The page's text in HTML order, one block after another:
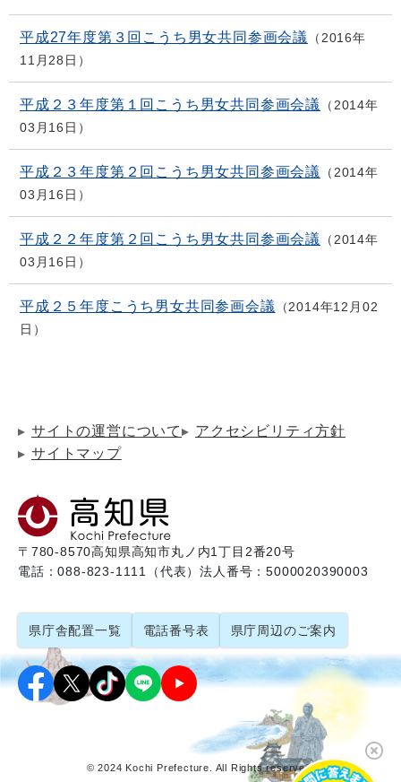
平成27年度第３回こうち男女共同参画会議
2016年
11月28日
平成２３年度第１回こうち男女共同参画会議
2014年
03月16日
平成２３年度第２回こうち男女共同参画会議
2014年
03月16日
平成２２年度第２回こうち男女共同参画会議
2014年
03月16日
平成２５年度こうち男女共同参画会議
2014年12月02
日
サイトの運営について
アクセシビリティ方針
サイトマップ
〒780-8570高知県高知市丸ノ内1丁目2番20号
電話：088-823-1111（代表）法人番号：5000020390003
県庁舎配置一覧 電話番号表 県庁周辺のご案内
© 2024 Kochi Prefecture. All Rights reserved.